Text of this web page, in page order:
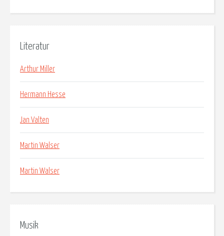
Literatur
Arthur Miller
Hermann Hesse
Jan Valten
Martin Walser
Martin Walser
Musik